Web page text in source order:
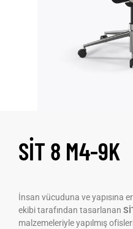
SİT 8 M4-9K
İnsan vücuduna ve yapısına
ekibi tarafından tasarlanan
malzemeleriyle yapılmış